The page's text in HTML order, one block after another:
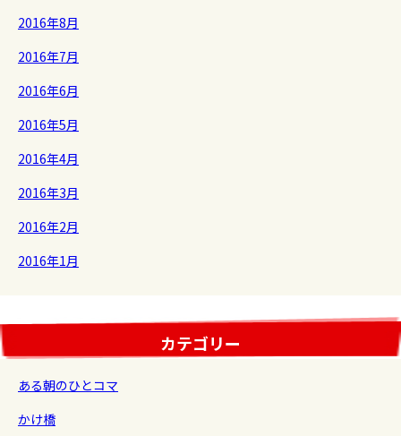
2016年8月
2016年7月
2016年6月
2016年5月
2016年4月
2016年3月
2016年2月
2016年1月
カテゴリー
ある朝のひとコマ
かけ橋